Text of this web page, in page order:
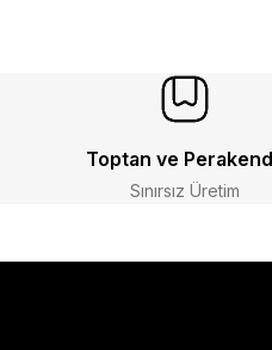
Toptan ve
Sınırsız Üretim